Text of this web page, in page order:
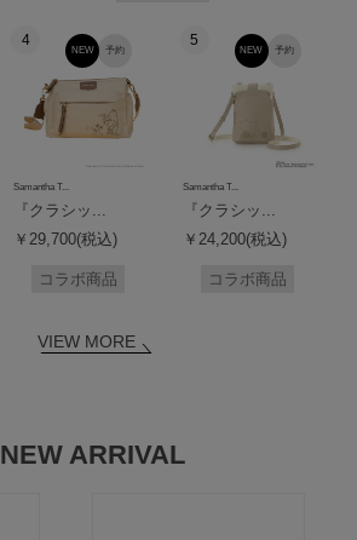
4
予約
NEW
Samantha T...
『クラシッ...
￥29,700(税込)
コラボ商品
5
予約
NEW
Samantha T...
『クラシッ...
￥24,200(税込)
コラボ商品
VIEW MORE
NEW ARRIVAL